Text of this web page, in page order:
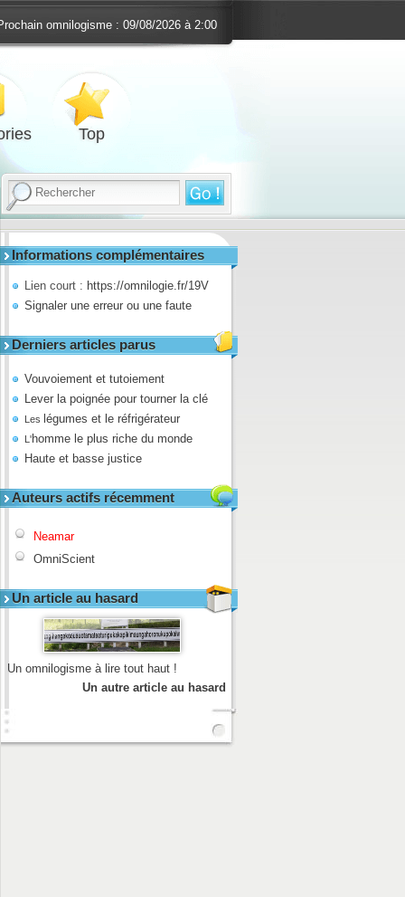
omnilogisme : 09/08/2026 à 2:00
Top
Informations complémentaires
Lien court : https://omnilogie.fr/19V
Signaler une erreur ou une faute
Derniers articles parus
Vouvoiement et tutoiement
Lever la poignée pour tourner la clé
Les légumes et le réfrigérateur
L'homme le plus riche du monde
Haute et basse justice
Auteurs actifs récemment
Neamar
OmniScient
Un article au hasard
Un omnilogisme à lire tout haut !
Un autre article au hasard